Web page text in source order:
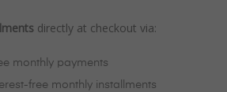
directly at checkout via:
monthly payments
free monthly installments